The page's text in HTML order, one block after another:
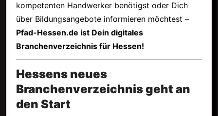
kompetenten Handwerker benötigst oder Dich
über Bildungsangebote informieren möchtest –
Pfad-Hessen.de ist Dein digitales
Branchenverzeichnis für Hessen!
Hessens neues
Branchenverzeichnis geht an
den Start